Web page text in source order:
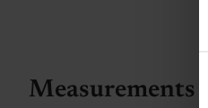
Measurements